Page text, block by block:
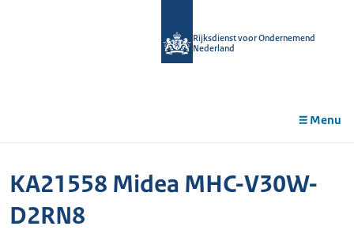
Rijksdienst voor Ondernemend
Nederland
Menu
KA21558 Midea MHC-V30W-
D2RN8